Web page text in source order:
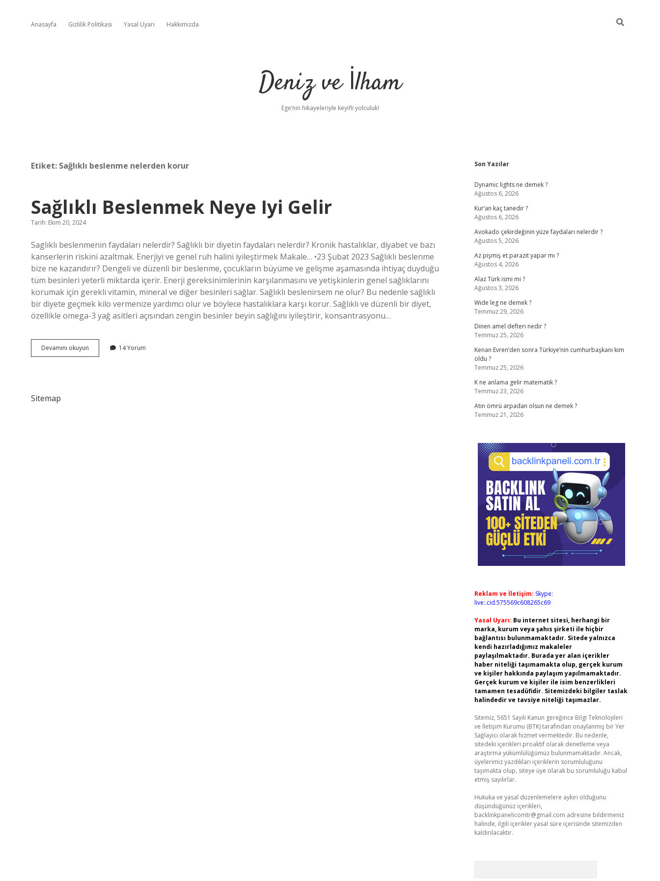
Anasayfa Gizlilik Politikası Yasal Uyarı Hakkımızda
Deniz ve İlham
Ege’nin hikayeleriyle keyifli yolculuk!
Etiket: Sağlıklı beslenme nelerden korur
Sağlıklı Beslenmek Neye Iyi Gelir
Tarih: Ekim 20, 2024
Saglıklı beslenmenin faydaları nelerdir? Sağlıklı bir diyetin faydaları nelerdir? Kronik hastalıklar, diyabet ve bazı
kanserlerin riskini azaltmak. Enerjiyi ve genel ruh halini iyileştirmek Makale… •23 Şubat 2023 Sağlıklı beslenme
bize ne kazandırır? Dengeli ve düzenli bir beslenme, çocukların büyüme ve gelişme aşamasında ihtiyaç duyduğu
tüm besinleri yeterli miktarda içerir. Enerji gereksinimlerinin karşılanmasını ve yetişkinlerin genel sağlıklarını
korumak için gerekli vitamin, mineral ve diğer besinleri sağlar. Sağlıklı beslenirsem ne olur? Bu nedenle sağlıklı
bir diyete geçmek kilo vermenize yardımcı olur ve böylece hastalıklara karşı korur. Sağlıklı ve düzenli bir diyet,
özellikle omega-3 yağ asitleri açısından zengin besinler beyin sağlığını iyileştirir, konsantrasyonu…
Devamını okuyun
Beslenmek
14 Yorum
Sitemap
Sidebar
Son Yazılar
Dynamic lights ne demek ?
Ağustos 6, 2026
Kur’an kaç tanedir ?
Ağustos 6, 2026
Avokado çekirdeğinin yüze faydaları nelerdir ?
Ağustos 5, 2026
Az pişmiş et parazit yapar mı ?
Ağustos 4, 2026
Alaz Türk ismi mi ?
Ağustos 3, 2026
Wıde leg ne demek ?
Temmuz 29, 2026
Dinen amel defteri nedir ?
Temmuz 25, 2026
Kenan Evren’den sonra Türkiye’nin cumhurbaşkanı kim
oldu ?
Temmuz 25, 2026
K ne anlama gelir matematik ?
Temmuz 23, 2026
Atın ömrü arpadan olsun ne demek ?
Temmuz 21, 2026
Reklam ve İletişim: Skype:
live:.cid.575569c608265c69
Yasal Uyarı: Bu internet sitesi, herhangi bir
marka, kurum veya şahıs şirketi ile hiçbir
bağlantısı bulunmamaktadır. Sitede yalnızca
kendi hazırladığımız makaleler
paylaşılmaktadır. Burada yer alan içerikler
haber niteliği taşımamakta olup, gerçek kurum
ve kişiler hakkında paylaşım yapılmamaktadır.
Gerçek kurum ve kişiler ile isim benzerlikleri
tamamen tesadüfidir. Sitemizdeki bilgiler taslak
halindedir ve tavsiye niteliği taşımazlar.
Sitemiz, 5651 Sayılı Kanun gereğince Bilgi Teknolojileri
ve İletişim Kurumu (BTK) tarafından onaylanmış bir Yer
Sağlayıcı olarak hizmet vermektedir. Bu nedenle,
sitedeki içerikleri proaktif olarak denetleme veya
araştırma yükümlülüğümüz bulunmamaktadır. Ancak,
üyelerimiz yazdıkları içeriklerin sorumluluğunu
taşımakta olup, siteye üye olarak bu sorumluluğu kabul
etmiş sayılırlar.
Hukuka ve yasal düzenlemelere aykırı olduğunu
düşündüğünüz içerikleri,
backlinkpanelicomtr@gmail.com adresine bildirmeniz
halinde, ilgili içerikler yasal süre içerisinde sitemizden
kaldırılacaktır.